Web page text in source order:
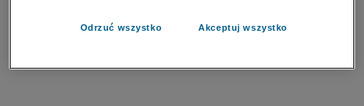
przetwarzaniu danych osobowych w celu dostarczania i prezentacji reklam i
Odrzuć wszystko Akceptuj wszystko